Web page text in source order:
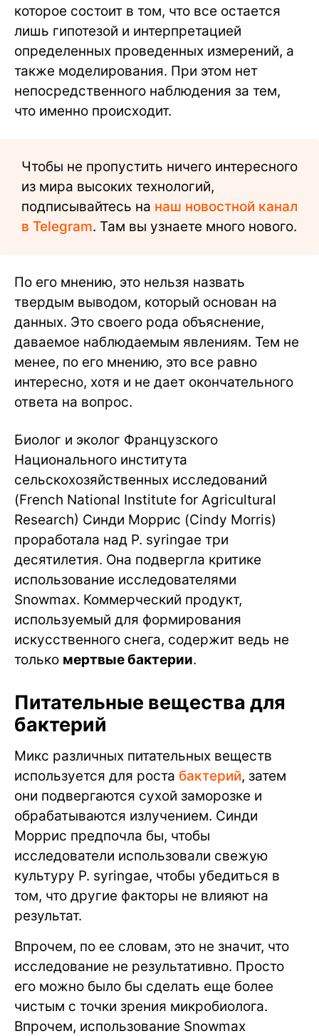
которое состоит в том, что все остается
лишь гипотезой и интерпретацией
определенных проведенных измерений, а
также моделирования. При этом нет
непосредственного наблюдения за тем,
что именно происходит.
Чтобы не пропустить ничего интересного
из мира высоких технологий,
подписывайтесь на наш новостной канал
в Telegram. Там вы узнаете много нового.
По его мнению, это нельзя назвать
твердым выводом, который основан на
данных. Это своего рода объяснение,
даваемое наблюдаемым явлениям. Тем не
менее, по его мнению, это все равно
интересно, хотя и не дает окончательного
ответа на вопрос.
Биолог и эколог Французского
Национального института
сельскохозяйственных исследований
(French National Institute for Agricultural
Research) Синди Моррис (Cindy Morris)
проработала над P. syringae три
десятилетия. Она подвергла критике
использование исследователями
Snowmax. Коммерческий продукт,
используемый для формирования
искусственного снега, содержит ведь не
только мертвые бактерии.
Питательные вещества для
бактерий
Микс различных питательных веществ
используется для роста бактерий, затем
они подвергаются сухой заморозке и
обрабатываются излучением. Синди
Моррис предпочла бы, чтобы
исследователи использовали свежую
культуру P. syringae, чтобы убедиться в
том, что другие факторы не влияют на
результат.
Впрочем, по ее словам, это не значит, что
исследование не результативно. Просто
его можно было бы сделать еще более
чистым с точки зрения микробиолога.
Впрочем, использование Snowmax